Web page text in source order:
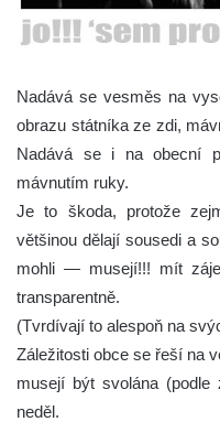
Nadává se vesměs na
obrazu státníka ze zdi,
Nadává se i na obecní
mávnutím ruky.
Je to škoda, protože
většinou dělají sousedi a
mohli — musejí!!! mít
transparentně.
(Tvrdívají to alespoň na
Záležitosti obce se řeší na
musejí být svolána (podle
neděl.